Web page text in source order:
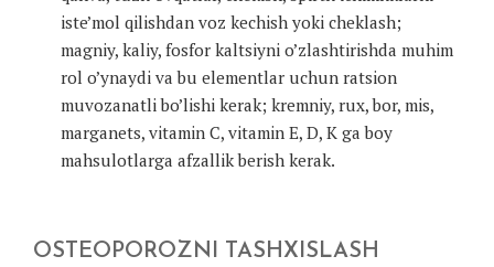
iste’mol qilishdan voz kechish yoki cheklash;
magniy, kaliy, fosfor kaltsiyni o’zlashtirishda muhim
rol o’ynaydi va bu elementlar uchun ratsion
muvozanatli bo’lishi kerak; kremniy, rux, bor, mis,
marganets, vitamin C, vitamin E, D, K ga boy
mahsulotlarga afzallik berish kerak.
OSTEOPOROZNI TASHXISLASH